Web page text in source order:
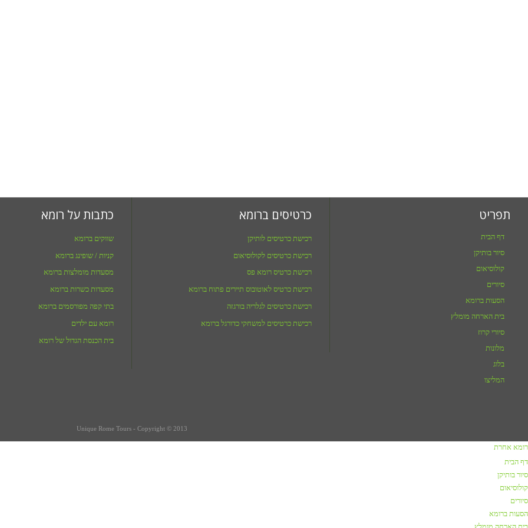
כתבות על רומא
שווקים ברומא
קניות / שופינג ברומא
מסעדות מומלצות ברומא
מסעדות כשרות ברומא
בתי קפה מפורסמים ברומא
רומא עם ילדים
בית הכנסת הגדול של רומא
כרטיסים ברומא
רכישת כרטיסים לותיקן
רכישת כרטיסים לקולוסיאום
רכישת כרטיס רומא פס
רכישת כרטיס לאוטובוס תיירים פתוח ברומא
רכישת כרטיסים לגלריה בורגזה
רכישת כרטיסים למשחקי כדורגל ברומא
תפריט
דף הבית
סיור בותיקן
קולוסיאום
סיורים
הסעות ברומא
בית הארחה מומלץ
סיורי קרוז
מלונות
בלוג
המליצו
Unique Rome Tours - Copyright © 2013
רומא אחרת
דף הבית
סיור בותיקן
קולוסיאום
סיורים
הסעות ברומא